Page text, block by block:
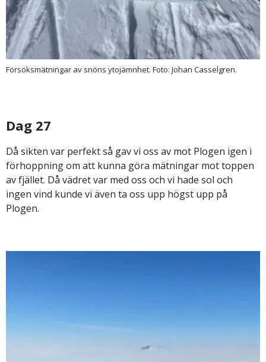
Försöksmätningar av snöns ytojämnhet. Foto: Johan Casselgren.
Dag 27
Då sikten var perfekt så gav vi oss av mot Plogen igen i
förhoppning om att kunna göra mätningar mot toppen
av fjället. Då vädret var med oss och vi hade sol och
ingen vind kunde vi även ta oss upp högst upp på
Plogen.